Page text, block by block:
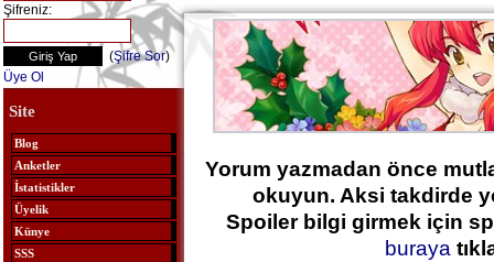
Şifreniz:
(Şifre Sor)
Üye Ol
Site
Blog
Anketler
İstatistikler
Üyelik
Künye
SSS
Yorum yazmadan önce
okuyun. Aksi takdirde
Spoiler bilgi girmek için
buraya